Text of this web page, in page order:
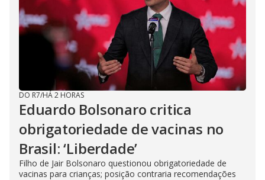
DO R7/HÁ 2 HORAS
Eduardo Bolsonaro critica
obrigatoriedade de vacinas no
Brasil: ‘Liberdade’
Filho de Jair Bolsonaro questionou obrigatoriedade de
vacinas para crianças; posição contraria recomendações